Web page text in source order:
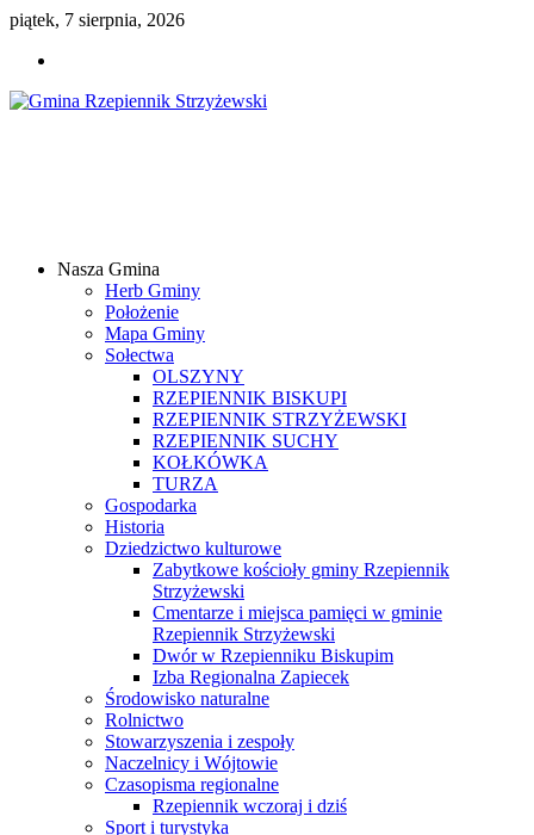
piątek, 7 sierpnia, 2026
Samorządowy
Internetowy
Nasza Gmina
Herb Gminy
Położenie
Mapa Gminy
Sołectwa
OLSZYNY
RZEPIENNIK BISKUPI
RZEPIENNIK STRZYŻEWSKI
RZEPIENNIK SUCHY
KOŁKÓWKA
TURZA
Gospodarka
Historia
Dziedzictwo kulturowe
Zabytkowe kościoły gminy Rzepiennik
Strzyżewski
Cmentarze i miejsca pamięci w gminie
Rzepiennik Strzyżewski
Dwór w Rzepienniku Biskupim
Izba Regionalna Zapiecek
Środowisko naturalne
Rolnictwo
Stowarzyszenia i zespoły
Naczelnicy i Wójtowie
Czasopisma regionalne
Rzepiennik wczoraj i dziś
Sport i turystyka